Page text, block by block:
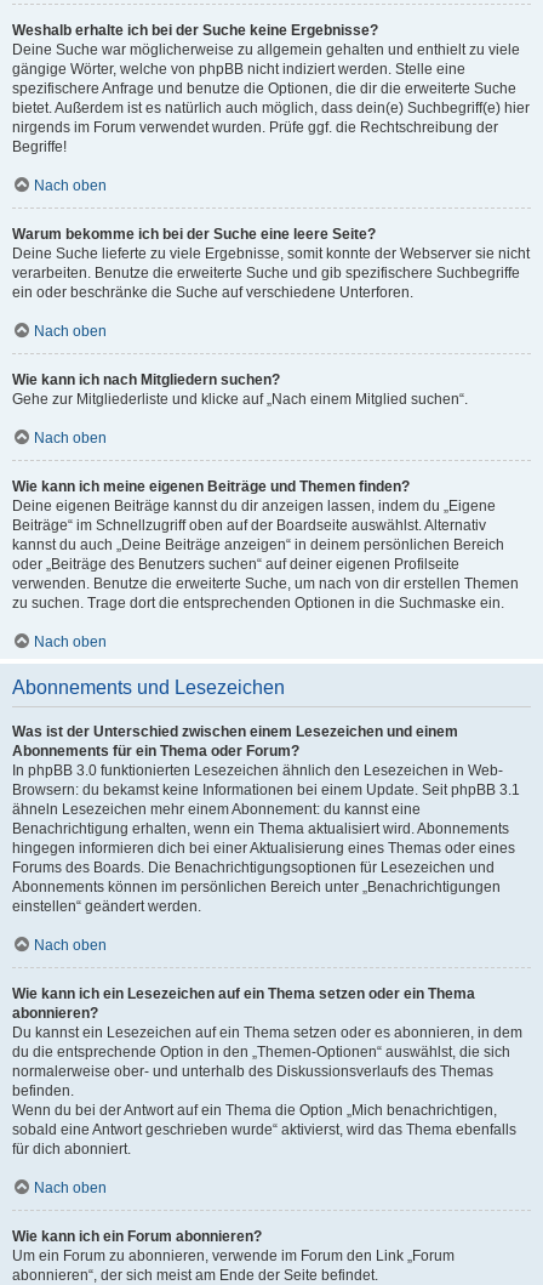
Weshalb erhalte ich bei der Suche keine Ergebnisse?
Deine Suche war möglicherweise zu allgemein gehalten und enthielt zu viele
gängige Wörter, welche von phpBB nicht indiziert werden. Stelle eine
spezifischere Anfrage und benutze die Optionen, die dir die erweiterte Suche
bietet. Außerdem ist es natürlich auch möglich, dass dein(e) Suchbegriff(e) hier
nirgends im Forum verwendet wurden. Prüfe ggf. die Rechtschreibung der
Begriffe!
Nach oben
Warum bekomme ich bei der Suche eine leere Seite?
Deine Suche lieferte zu viele Ergebnisse, somit konnte der Webserver sie nicht
verarbeiten. Benutze die erweiterte Suche und gib spezifischere Suchbegriffe
ein oder beschränke die Suche auf verschiedene Unterforen.
Nach oben
Wie kann ich nach Mitgliedern suchen?
Gehe zur Mitgliederliste und klicke auf „Nach einem Mitglied suchen“.
Nach oben
Wie kann ich meine eigenen Beiträge und Themen finden?
Deine eigenen Beiträge kannst du dir anzeigen lassen, indem du „Eigene
Beiträge“ im Schnellzugriff oben auf der Boardseite auswählst. Alternativ
kannst du auch „Deine Beiträge anzeigen“ in deinem persönlichen Bereich
oder „Beiträge des Benutzers suchen“ auf deiner eigenen Profilseite
verwenden. Benutze die erweiterte Suche, um nach von dir erstellen Themen
zu suchen. Trage dort die entsprechenden Optionen in die Suchmaske ein.
Nach oben
Abonnements und Lesezeichen
Was ist der Unterschied zwischen einem Lesezeichen und einem
Abonnements für ein Thema oder Forum?
In phpBB 3.0 funktionierten Lesezeichen ähnlich den Lesezeichen in Web-
Browsern: du bekamst keine Informationen bei einem Update. Seit phpBB 3.1
ähneln Lesezeichen mehr einem Abonnement: du kannst eine
Benachrichtigung erhalten, wenn ein Thema aktualisiert wird. Abonnements
hingegen informieren dich bei einer Aktualisierung eines Themas oder eines
Forums des Boards. Die Benachrichtigungsoptionen für Lesezeichen und
Abonnements können im persönlichen Bereich unter „Benachrichtigungen
einstellen“ geändert werden.
Nach oben
Wie kann ich ein Lesezeichen auf ein Thema setzen oder ein Thema
abonnieren?
Du kannst ein Lesezeichen auf ein Thema setzen oder es abonnieren, in dem
du die entsprechende Option in den „Themen-Optionen“ auswählst, die sich
normalerweise ober- und unterhalb des Diskussionsverlaufs des Themas
befinden.
Wenn du bei der Antwort auf ein Thema die Option „Mich benachrichtigen,
sobald eine Antwort geschrieben wurde“ aktivierst, wird das Thema ebenfalls
für dich abonniert.
Nach oben
Wie kann ich ein Forum abonnieren?
Um ein Forum zu abonnieren, verwende im Forum den Link „Forum
abonnieren“, der sich meist am Ende der Seite befindet.